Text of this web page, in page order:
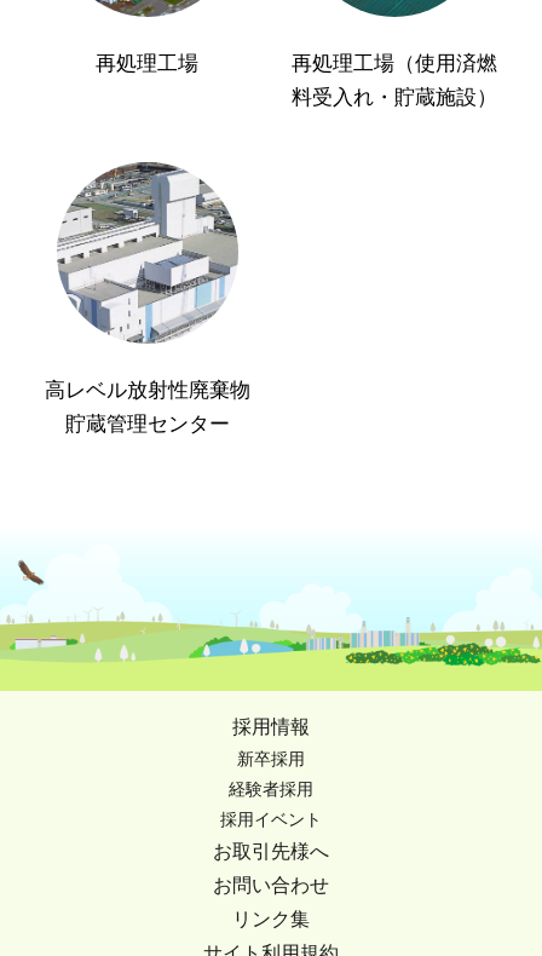
再処理工場
再処理工場（使用済燃
料受入れ・貯蔵施設）
高レベル放射性廃棄物
貯蔵管理センター
採用情報
新卒採用
経験者採用
採用イベント
お取引先様へ
お問い合わせ
リンク集